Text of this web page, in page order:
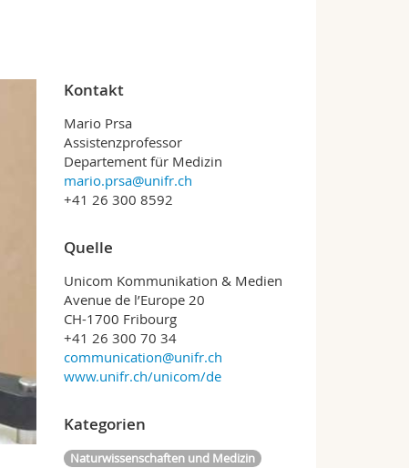
Kontakt
Mario Prsa
Assistenzprofessor
Departement für Medizin
mario.prsa@unifr.ch
+41 26 300 8592
Quelle
Unicom Kommunikation & Medien
Avenue de l’Europe 20
CH-1700 Fribourg
+41 26 300 70 34
communication@unifr.ch
www.unifr.ch/unicom/de
Kategorien
Naturwissenschaften und Medizin